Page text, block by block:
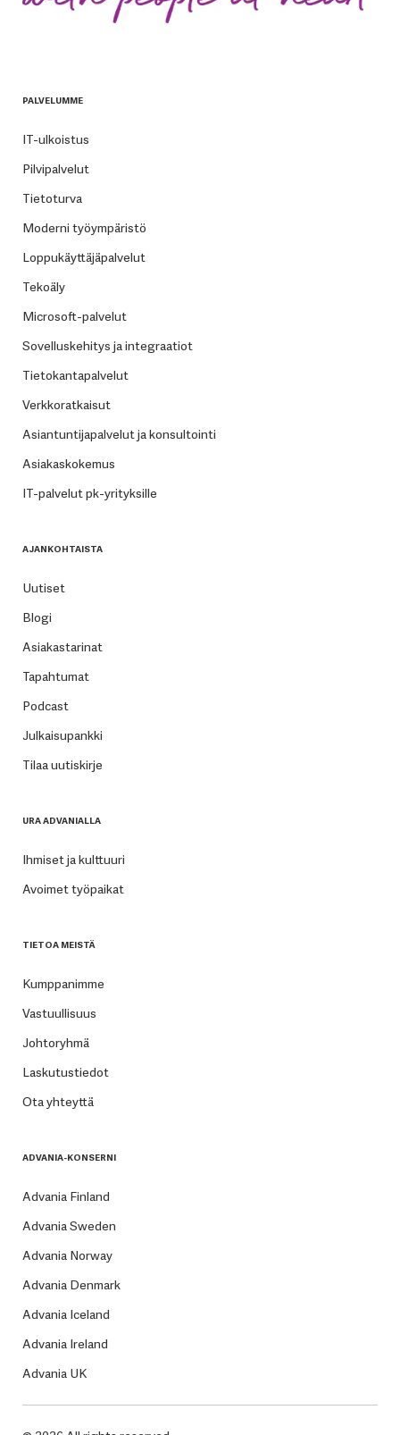
PALVELUMME
IT-ulkoistus
Pilvipalvelut
Tietoturva
Moderni työympäristö
Loppukäyttäjäpalvelut
Tekoäly
Microsoft-palvelut
Sovelluskehitys ja integraatiot
Tietokantapalvelut
Verkkoratkaisut
Asiantuntijapalvelut ja konsultointi
Asiakaskokemus
IT-palvelut pk-yrityksille
AJANKOHTAISTA
Uutiset
Blogi
Asiakastarinat
Tapahtumat
Podcast
Julkaisupankki
Tilaa uutiskirje
URA ADVANIALLA
Ihmiset ja kulttuuri
Avoimet työpaikat
TIETOA MEISTÄ
Kumppanimme
Vastuullisuus
Johtoryhmä
Laskutustiedot
Ota yhteyttä
ADVANIA-KONSERNI
Advania Finland
Advania Sweden
Advania Norway
Advania Denmark
Advania Iceland
Advania Ireland
Advania UK